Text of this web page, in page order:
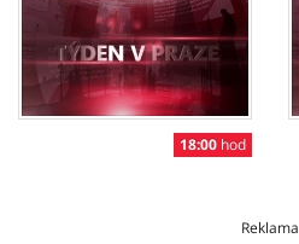
18:00 hod
Reklama